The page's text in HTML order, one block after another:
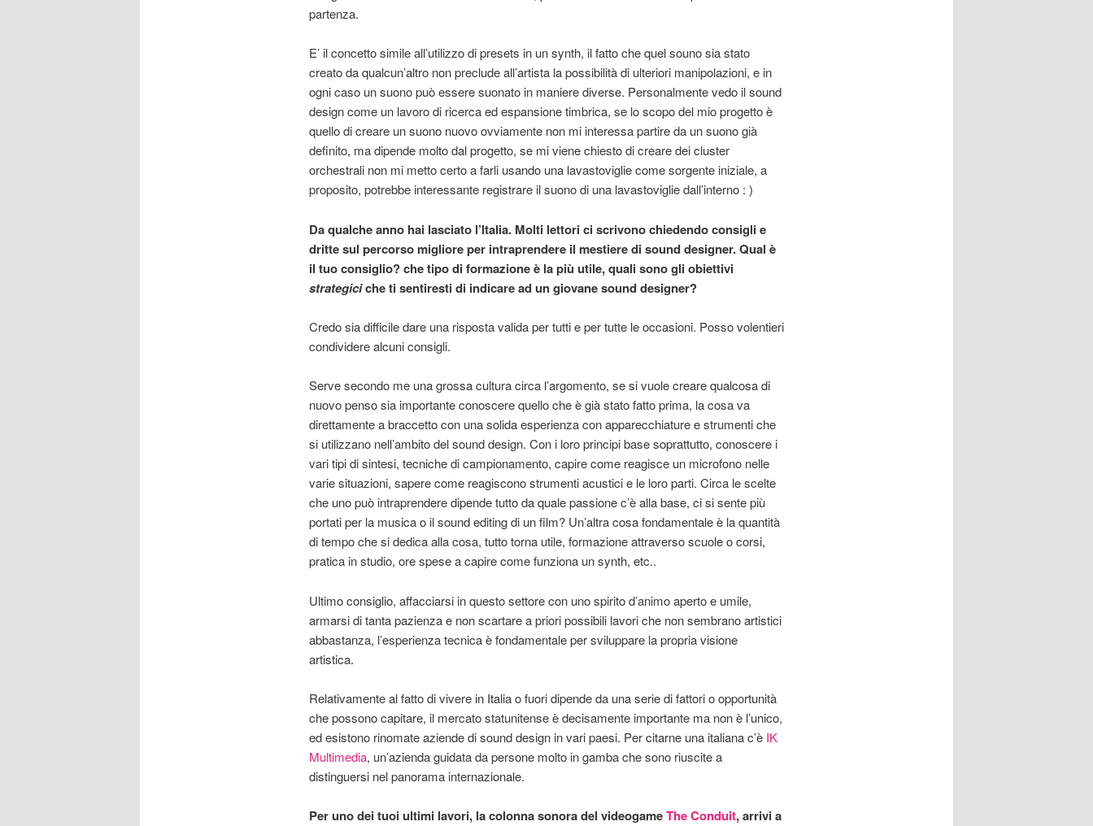
partenza.
E’ il concetto simile all’utilizzo di presets in un synth, il fatto che quel souno sia stato
creato da qualcun’altro non preclude all’artista la possibilità di ulteriori manipolazioni, e in
ogni caso un suono può essere suonato in maniere diverse. Personalmente vedo il sound
design come un lavoro di ricerca ed espansione timbrica, se lo scopo del mio progetto è
quello di creare un suono nuovo ovviamente non mi interessa partire da un suono già
definito, ma dipende molto dal progetto, se mi viene chiesto di creare dei cluster
orchestrali non mi metto certo a farli usando una lavastoviglie come sorgente iniziale, a
proposito, potrebbe interessante registrare il suono di una lavastoviglie dall’interno : )
Da qualche anno hai lasciato l’Italia. Molti lettori ci scrivono chiedendo consigli e
dritte sul percorso migliore per intraprendere il mestiere di sound designer. Qual è
il tuo consiglio? che tipo di formazione è la più utile, quali sono gli obiettivi
strategiciche ti sentiresti di indicare ad un giovane sound designer?
Credo sia difficile dare una risposta valida per tutti e per tutte le occasioni. Posso volentieri
condividere alcuni consigli.
Serve secondo me una grossa cultura circa l’argomento, se si vuole creare qualcosa di
nuovo penso sia importante conoscere quello che è già stato fatto prima, la cosa va
direttamente a braccetto con una solida esperienza con apparecchiature e strumenti che
si utilizzano nell’ambito del sound design. Con i loro principi base soprattutto, conoscere i
vari tipi di sintesi, tecniche di campionamento, capire come reagisce un microfono nelle
varie situazioni, sapere come reagiscono strumenti acustici e le loro parti. Circa le scelte
che uno può intraprendere dipende tutto da quale passione c’è alla base, ci si sente più
portati per la musica o il sound editing di un film? Un’altra cosa fondamentale è la quantità
di tempo che si dedica alla cosa, tutto torna utile, formazione attraverso scuole o corsi,
pratica in studio, ore spese a capire come funziona un synth, etc..
Ultimo consiglio, affacciarsi in questo settore con uno spirito d’animo aperto e umile,
armarsi di tanta pazienza e non scartare a priori possibili lavori che non sembrano artistici
abbastanza, l’esperienza tecnica è fondamentale per sviluppare la propria visione
artistica.
Relativamente al fatto di vivere in Italia o fuori dipende da una serie di fattori o opportunità
che possono capitare, il mercato statunitense è decisamente importante ma non è l’unico,
ed esistono rinomate aziende di sound design in vari paesi. Per citarne una italiana c’è IK
Multimedia, un’azienda guidata da persone molto in gamba che sono riuscite a
distinguersi nel panorama internazionale.
Per uno dei tuoi ultimi lavori, la colonna sonora del videogameThe Conduit, arrivi a